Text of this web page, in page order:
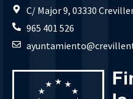
C/ Major 9, 03330
965 401 526